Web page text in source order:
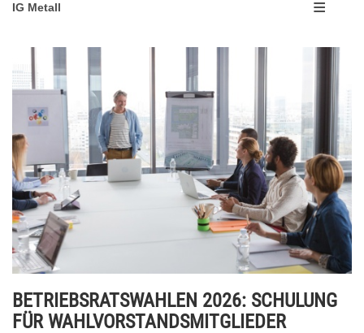
IG Metall
BETRIEBSRATSWAHLEN 2026: SCHULUNG
FÜR WAHLVORSTANDSMITGLIEDER